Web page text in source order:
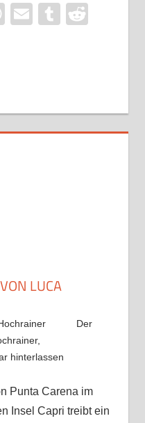
WhatsApp
EmailTumblr
LUCA
Der
,
hinterlassen
Punta Carena im
Insel Capri treibt ein